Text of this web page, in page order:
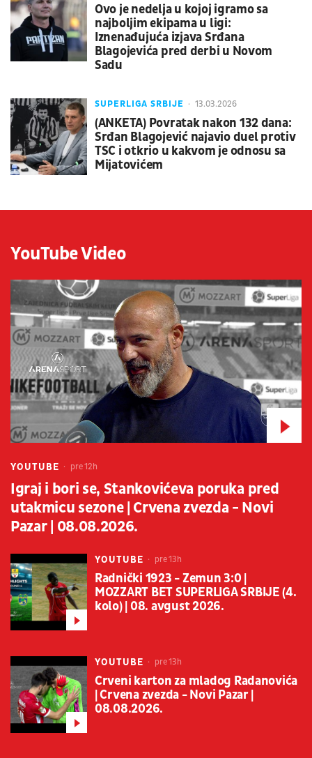
Ovo je nedelja u kojoj igramo sa
najboljim ekipama u ligi:
Iznenađujuća izjava Srđana
Blagojevića pred derbi u Novom
Sadu
SUPERLIGA SRBIJE 13.03.2026
(ANKETA) Povratak nakon 132 dana:
Srđan Blagojević najavio duel protiv
TSC i otkrio u kakvom je odnosu sa
Mijatovićem
YouTube Video
YOUTUBE pre 12h
Igraj i bori se, Stankovićeva poruka pred
utakmicu sezone | Crvena zvezda - Novi
Pazar | 08.08.2026.
YOUTUBE pre 13h
Radnički 1923 - Zemun 3:0 |
MOZZART BET SUPERLIGA SRBIJE (4.
kolo) | 08. avgust 2026.
YOUTUBE pre 13h
Crveni karton za mladog Radanovića
| Crvena zvezda - Novi Pazar |
08.08.2026.